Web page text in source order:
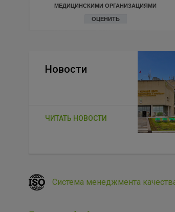
МЕДИЦИНСКИМИ ОРГАНИЗАЦИЯМИ
ОЦЕНИТЬ
Новости
ЧИТАТЬ НОВОСТИ
Система менеджмента